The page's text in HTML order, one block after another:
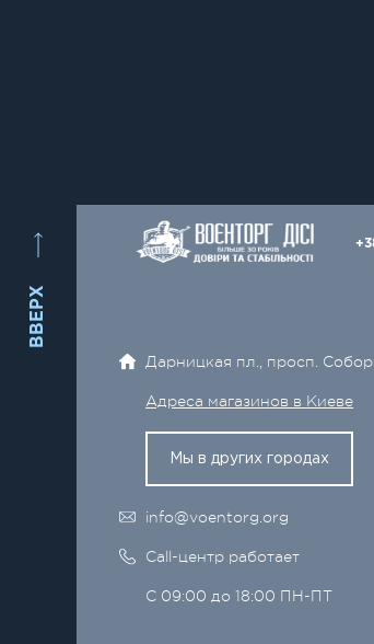
ВВЕРХ
Дарницкая пл., просп.
Адреса магазинов в Киеве
Мы в других городах
info@voentorg.org
Call-центр работает
С 09:00 до 18:00 ПН-ПТ